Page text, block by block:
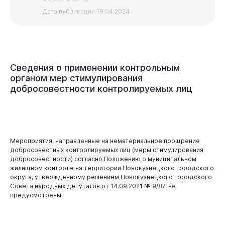
Дата публикации 19.04.2024
Сведения о применении контрольным
органом мер стимулирования
добросовестности контролируемых лиц
Мероприятия, направленные на нематериальное поощрение
добросовестных контролируемых лиц (меры стимулирования
добросовестности) согласно Положению о муниципальном
жилищном контроле на территории Новокузнецкого городского
округа, утвержденному решением Новокузнецкого городского
Совета народных депутатов от 14.09.2021 № 9/87, не
предусмотрены.